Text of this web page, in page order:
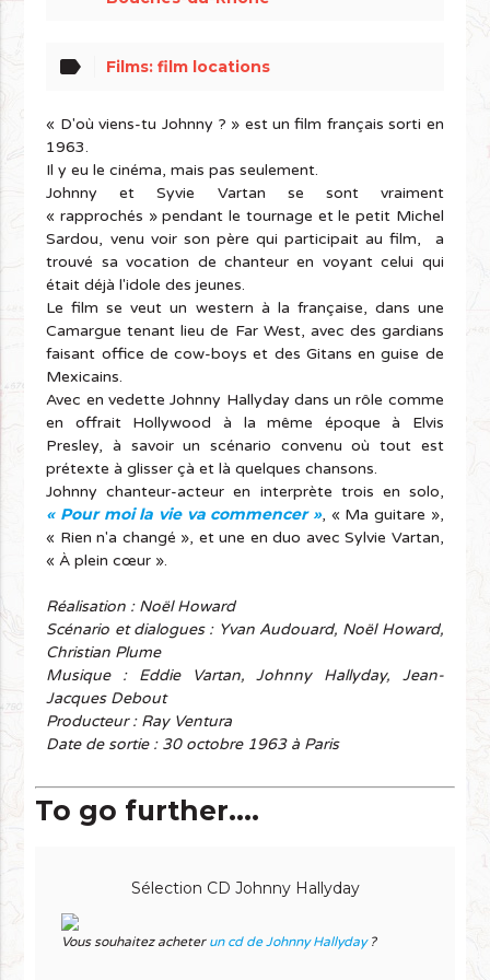
label Films: film locations
« D'où viens-tu Johnny ? » est un film français sorti en
1963.
Il y eu le cinéma, mais pas seulement.
Johnny et Syvie Vartan se sont vraiment
« rapprochés » pendant le tournage et le petit Michel
Sardou, venu voir son père qui participait au film, a
trouvé sa vocation de chanteur en voyant celui qui
était déjà l'idole des jeunes.
Le film se veut un western à la française, dans une
Camargue tenant lieu de Far West, avec des gardians
faisant office de cow-boys et des Gitans en guise de
Mexicains.
Avec en vedette Johnny Hallyday dans un rôle comme
en offrait Hollywood à la même époque à Elvis
Presley, à savoir un scénario convenu où tout est
prétexte à glisser çà et là quelques chansons.
Johnny chanteur-acteur en interprète trois en solo,
« Pour moi la vie va commencer », « Ma guitare »,
« Rien n'a changé », et une en duo avec Sylvie Vartan,
« À plein cœur ».
Réalisation : Noël Howard
Scénario et dialogues : Yvan Audouard, Noël Howard,
Christian Plume
Musique : Eddie Vartan, Johnny Hallyday, Jean-
Jacques Debout
Producteur : Ray Ventura
Date de sortie : 30 octobre 1963 à Paris
To go further....
Sélection CD Johnny Hallyday
Vous souhaitez acheter un cd de Johnny Hallyday?